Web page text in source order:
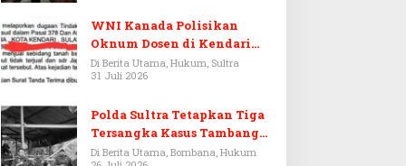
WNI Kanada Polisikan
Oknum Dosen di Kendari
Terkait Aset Puluhan Miliar
Di Berita Utama, Hukum, Sultra
31 Juli 2026
Polda Sultra Tetapkan Tiga
Tersangka Kasus Tambang
Emas Ilegal di Bombana
Di Berita Utama, Bombana, Hukum